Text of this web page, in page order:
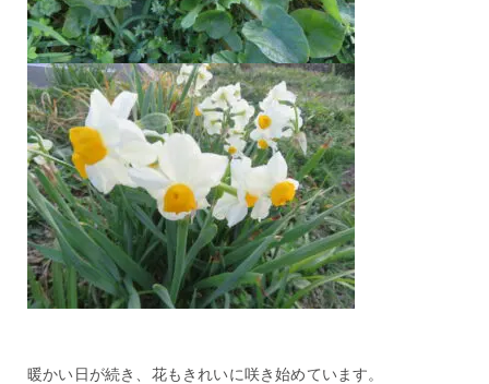
暖かい日が続き、花もきれいに咲き始めています。